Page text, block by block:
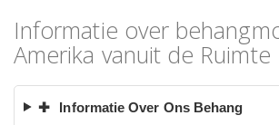
Informatie over
Amerika vanuit de Ruimte
✚ Informatie Over Ons Behang